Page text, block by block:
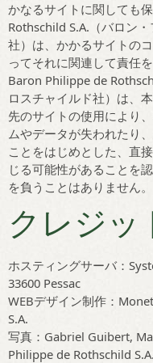
かなるサイトに関しても
Rothschild S.A.（バロン
社）は、かかるサイトの
ってそれに関連して責任を
Baron Philippe de
ロスチャイルド社）は、
先のサイトの使用により
ムやデータが失われたり
ことをはじめとした、直
じる可能性があることを
を負うことはありません。
クレジッ
ホスティングサーバ：
33600 Pessac
WEBデザイン制作：
S.A.
写真：Gabriel Guibert,
Philippe de Rothschild S.A.